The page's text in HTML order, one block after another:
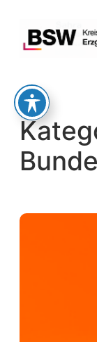
Inhalt
springen